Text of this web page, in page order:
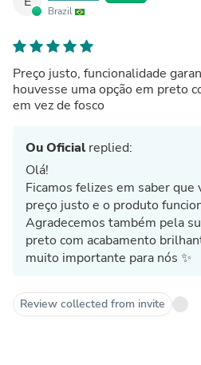
Brazil
Preço justo, funcionalidade
houvesse uma opção em preto
em vez de fosco
Ou Oficialreplied:
Olá!
Ficamos felizes em saber que
preço justo e o produto
Agradecemos também pela
preto com acabamento
muito importante para nós ✨
Review collected from invite